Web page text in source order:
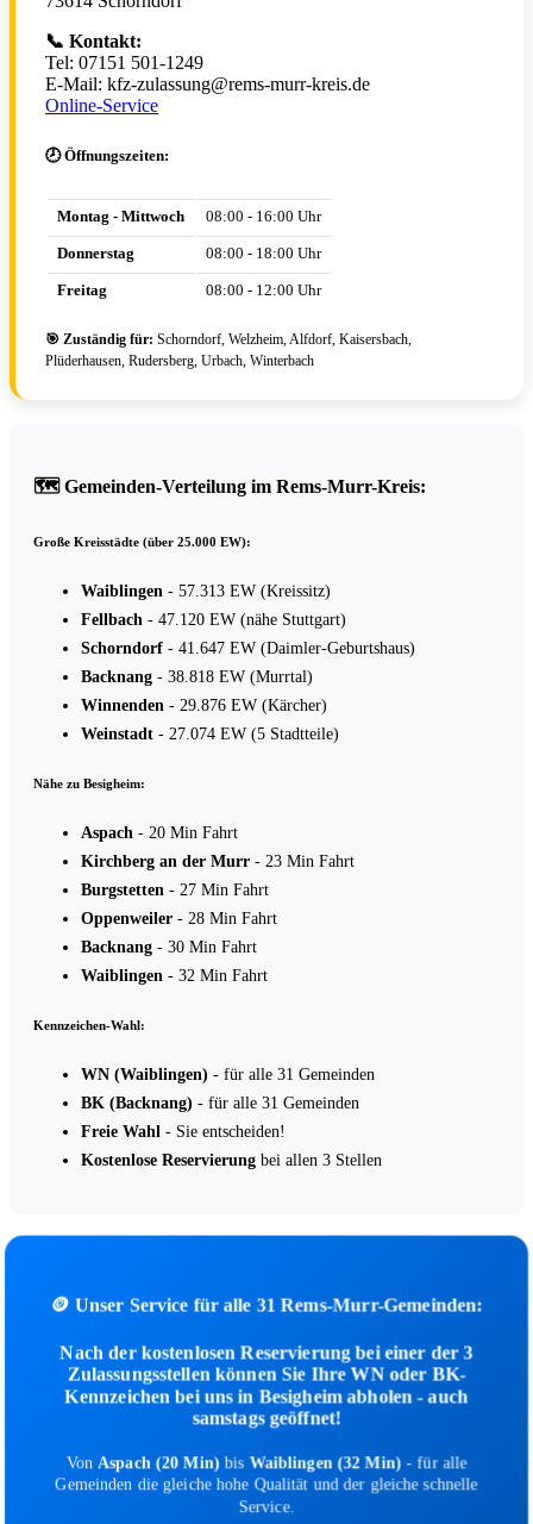
📞 Kontakt:
Tel: 07151 501-1249
E-Mail: kfz-zulassung@rems-murr-kreis.de
Online-Service
🕗 Öffnungszeiten:
Montag - Mittwoch 08:00 - 16:00 Uhr
Donnerstag 08:00 - 18:00 Uhr
Freitag 08:00 - 12:00 Uhr
🎯 Zuständig für: Schorndorf, Welzheim, Alfdorf, Kaisersbach,
Plüderhausen, Rudersberg, Urbach, Winterbach
🗺️ Gemeinden-Verteilung im Rems-Murr-Kreis:
Große Kreisstädte (über 25.000 EW):
Waiblingen - 57.313 EW (Kreissitz)
Fellbach - 47.120 EW (nähe Stuttgart)
Schorndorf - 41.647 EW (Daimler-Geburtshaus)
Backnang - 38.818 EW (Murrtal)
Winnenden - 29.876 EW (Kärcher)
Weinstadt - 27.074 EW (5 Stadtteile)
Nähe zu Besigheim:
Aspach - 20 Min Fahrt
Kirchberg an der Murr - 23 Min Fahrt
Burgstetten - 27 Min Fahrt
Oppenweiler - 28 Min Fahrt
Backnang - 30 Min Fahrt
Waiblingen - 32 Min Fahrt
Kennzeichen-Wahl:
WN (Waiblingen) - für alle 31 Gemeinden
BK (Backnang) - für alle 31 Gemeinden
Freie Wahl - Sie entscheiden!
Kostenlose Reservierung bei allen 3 Stellen
🪙 Unser Service für alle 31 Rems-Murr-Gemeinden:
Nach der kostenlosen Reservierung bei einer der 3
Zulassungsstellen können Sie Ihre WN oder BK-
Kennzeichen bei uns in Besigheim abholen - auch
samstags geöffnet!
VonAspach (20 Min) bis Waiblingen (32 Min)- für alle
Gemeinden die gleiche hohe Qualität und der gleiche schnelle
Service.